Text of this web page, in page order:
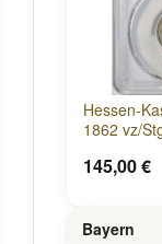
Hessen-
1862 vz/
145,00 €
Bayern